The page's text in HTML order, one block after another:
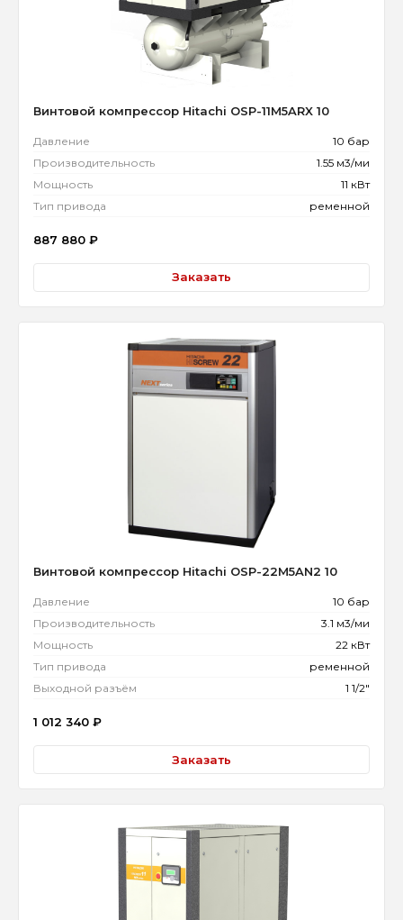
Винтовой компрессор Hitachi OSP-11M5ARX 10
Давление
10 бар
Производительность
1.55 м3/ми
Мощность
11 кВт
Тип привода
ременной
887 880 ₽
Заказать
Винтовой компрессор Hitachi OSP-22M5AN2 10
Давление
10 бар
Производительность
3.1 м3/ми
Мощность
22 кВт
Тип привода
ременной
Выходной разъём
1 1/2"
1 012 340 ₽
Заказать